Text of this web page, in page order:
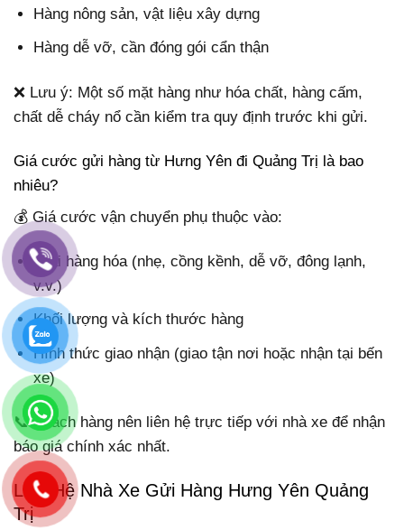
Hàng nông sản, vật liệu xây dựng
Hàng dễ vỡ, cần đóng gói cẩn thận
❌ Lưu ý: Một số mặt hàng như hóa chất, hàng cấm,
chất dễ cháy nổ cần kiểm tra quy định trước khi gửi.
Giá cước gửi hàng từ Hưng Yên đi Quảng Trị là bao
nhiêu?
💰 Giá cước vận chuyển phụ thuộc vào:
Loại hàng hóa (nhẹ, cồng kềnh, dễ vỡ, đông lạnh,
v.v.)
Khối lượng và kích thước hàng
Hình thức giao nhận (giao tận nơi hoặc nhận tại bến
xe)
📞 Khách hàng nên liên hệ trực tiếp với nhà xe để nhận
báo giá chính xác nhất.
Liên Hệ Nhà Xe Gửi Hàng Hưng Yên Quảng
Trị